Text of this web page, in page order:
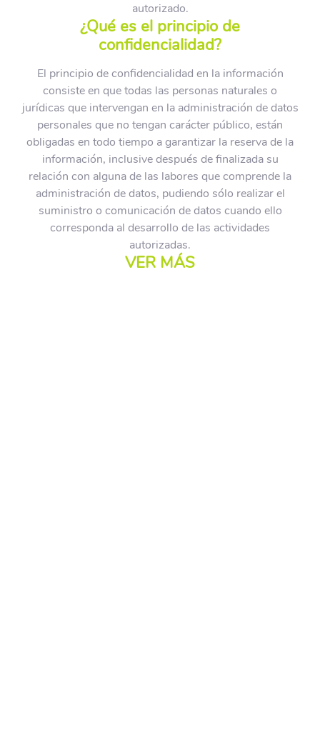
autorizado.
¿Qué es el principio de
confidencialidad?
El principio de confidencialidad en la información
consiste en que todas las personas naturales o
jurídicas que intervengan en la administración de datos
personales que no tengan carácter público, están
obligadas en todo tiempo a garantizar la reserva de la
información, inclusive después de finalizada su
relación con alguna de las labores que comprende la
administración de datos, pudiendo sólo realizar el
suministro o comunicación de datos cuando ello
corresponda al desarrollo de las actividades
autorizadas.
VER MÁS